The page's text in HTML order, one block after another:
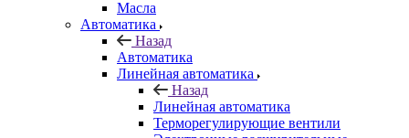
Масла
Автоматика
Назад
Автоматика
Линейная автоматика
Назад
Линейная автоматика
Терморегулирующие вентили